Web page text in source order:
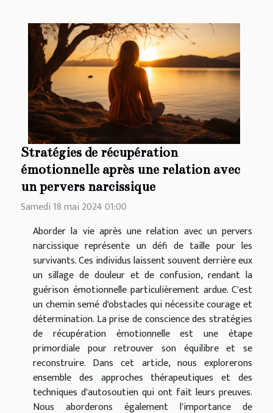
Stratégies de récupération
émotionnelle après une relation avec
un pervers narcissique
Samedi 18 mai 2024 01:00
Aborder la vie après une relation avec un pervers
narcissique représente un défi de taille pour les
survivants. Ces individus laissent souvent derrière eux
un sillage de douleur et de confusion, rendant la
guérison émotionnelle particulièrement ardue. C'est
un chemin semé d'obstacles qui nécessite courage et
détermination. La prise de conscience des stratégies
de récupération émotionnelle est une étape
primordiale pour retrouver son équilibre et se
reconstruire. Dans cet article, nous explorerons
ensemble des approches thérapeutiques et des
techniques d'autosoutien qui ont fait leurs preuves.
Nous aborderons également l'importance de